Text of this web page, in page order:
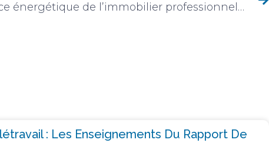
[TEASER] La performance énergétique de l’immobilier professionnel au service de l’efficacité économique de l’étude
: Les Enseignements Du Rapport De